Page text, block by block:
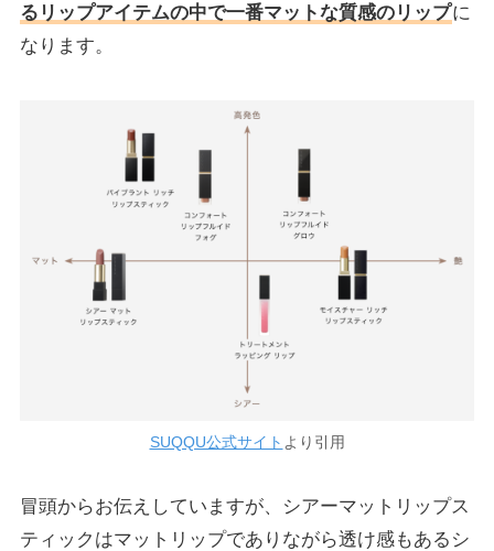
るリップアイテムの中で一番マットな質感のリップに
なります。
SUQQU公式サイト より引用
冒頭からお伝えしていますが、シアーマットリップス
ティックはマットリップでありながら透け感もあるシ